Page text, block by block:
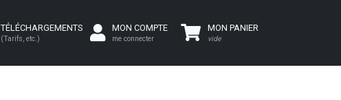
TÉLÉCHARGEMENTS
(Tarifs, etc.)
MON COMPTE
me connecter
MON PANIER
vide